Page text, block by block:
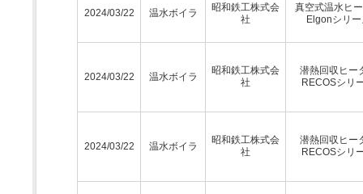
2024/03/22 温水ボイラ
昭和鉄工株式会
社
真空式温水ヒ
Elgonシリー
2024/03/22 温水ボイラ
昭和鉄工株式会
社
潜熱回収ヒー
RECOSシリ
2024/03/22 温水ボイラ
昭和鉄工株式会
社
潜熱回収ヒー
RECOSシリ